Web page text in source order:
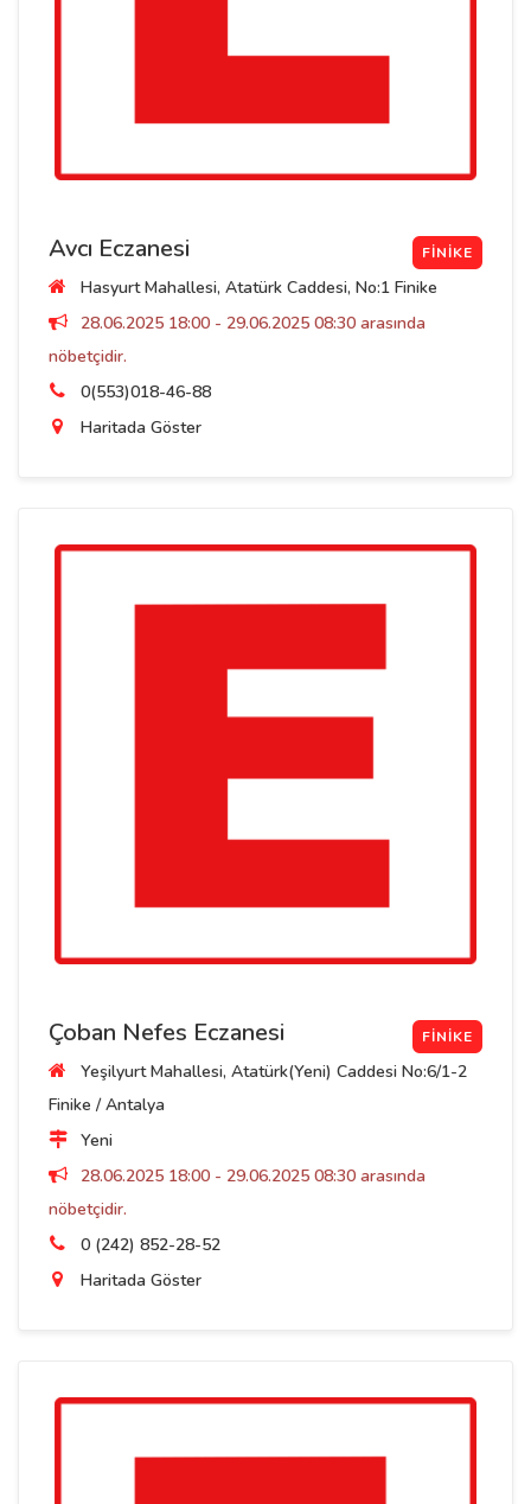
Avcı Eczanesi FINIKE
Hasyurt Mahallesi, Atatürk Caddesi, No:1 Finike
28.06.2025 18:00 - 29.06.2025 08:30 arasında
nöbetçidir.
0(553)018-46-88
Haritada Göster
Çoban Nefes Eczanesi FINIKE
Yeşilyurt Mahallesi, Atatürk(Yeni) Caddesi No:6/1-2
Finike / Antalya
Yeni
28.06.2025 18:00 - 29.06.2025 08:30 arasında
nöbetçidir.
0 (242) 852-28-52
Haritada Göster